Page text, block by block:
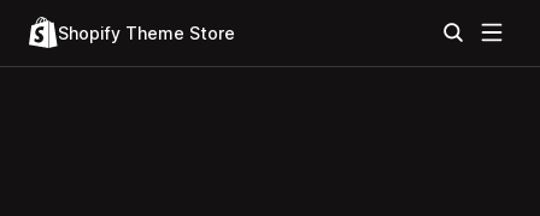
Shopify Theme Store